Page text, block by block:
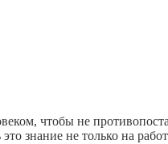
чтобы не
знание не только на